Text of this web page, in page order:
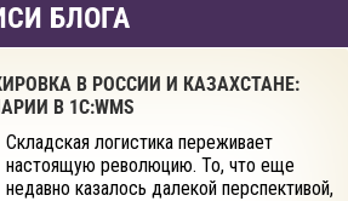
БЛОГА
В РОССИИ И КАЗАХСТАНЕ:
В 1С:WMS
Складская логистика переживает
настоящую революцию. То, что еще
недавно казалось далекой перспективой,